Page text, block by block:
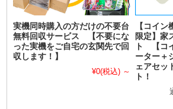
実機同時購入の方だけの不要台
無料回収サービス 【不要にな
った実機をご自宅の玄関先で回
収します！】
¥0(税込) ～
【コイ
限定】家
ト 【コ
ーター＋
ェアセッ
ト！